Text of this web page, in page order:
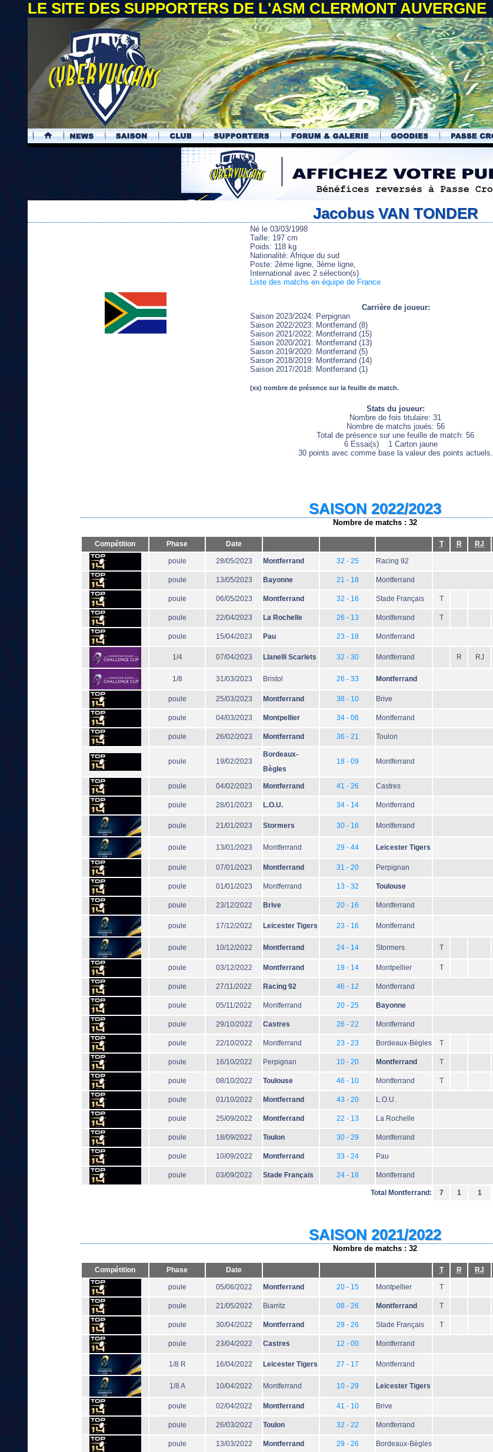
LE SITE DES SUPPORTERS DE L'ASM CLERMONT AUVERGNE
.
Jacobus VAN TONDER
Né le 03/03/1998
Taille: 197 cm
Poids: 118 kg
Nationalité: Afrique du sud
Poste: 2ème ligne, 3ème ligne,
International avec 2 sélection(s)
Liste des matchs en équipe de France
Carrière de joueur:
Saison 2023/2024: Perpignan
Saison 2022/2023: Montferrand (8)
Saison 2021/2022: Montferrand (15)
Saison 2020/2021: Montferrand (13)
Saison 2019/2020: Montferrand (5)
Saison 2018/2019: Montferrand (14)
Saison 2017/2018: Montferrand (1)
(xx) nombre de présence sur la feuille de match.
Stats du joueur:
Nombre de fois titulaire: 31
Nombre de matchs joués: 56
Total de présence sur une feuille de match: 56
6 Essai(s) 1 Carton jaune
30 points avec comme base la valeur des points actuels.
SAISON 2022/2023
Nombre de matchs : 32
Compétition Phase Date T R RJ
poule 28/05/2023 Montferrand 32 - 25 Racing 92
poule 13/05/2023 Bayonne 21 - 18 Montferrand
poule 06/05/2023 Montferrand 32 - 16 Stade Français T
poule 22/04/2023 La Rochelle 26 - 13 Montferrand T
poule 15/04/2023 Pau 23 - 18 Montferrand
1/4 07/04/2023 Llanelli Scarlets 32 - 30 Montferrand R RJ
1/8 31/03/2023 Bristol 26 - 33 Montferrand
poule 25/03/2023 Montferrand 38 - 10 Brive
poule 04/03/2023 Montpellier 34 - 06 Montferrand
poule 26/02/2023 Montferrand 36 - 21 Toulon
poule 19/02/2023
Bordeaux-
Bègles
18 - 09 Montferrand
poule 04/02/2023 Montferrand 41 - 26 Castres
poule 28/01/2023 L.O.U. 34 - 14 Montferrand
poule 21/01/2023 Stormers 30 - 16 Montferrand
poule 13/01/2023 Montferrand 29 - 44 Leicester Tigers
poule 07/01/2023 Montferrand 31 - 20 Perpignan
poule 01/01/2023 Montferrand 13 - 32 Toulouse
poule 23/12/2022 Brive 20 - 16 Montferrand
poule 17/12/2022 Leicester Tigers 23 - 16 Montferrand
poule 10/12/2022 Montferrand 24 - 14 Stormers T
poule 03/12/2022 Montferrand 19 - 14 Montpellier T
poule 27/11/2022 Racing 92 46 - 12 Montferrand
poule 05/11/2022 Montferrand 20 - 25 Bayonne
poule 29/10/2022 Castres 26 - 22 Montferrand
poule 22/10/2022 Montferrand 23 - 23 Bordeaux-Bègles T
poule 16/10/2022 Perpignan 10 - 20 Montferrand T
poule 08/10/2022 Toulouse 46 - 10 Montferrand T
poule 01/10/2022 Montferrand 43 - 20 L.O.U.
poule 25/09/2022 Montferrand 22 - 13 La Rochelle
poule 18/09/2022 Toulon 30 - 29 Montferrand
poule 10/09/2022 Montferrand 33 - 24 Pau
poule 03/09/2022 Stade Français 24 - 18 Montferrand
Total Montferrand: 7 1 1
SAISON 2021/2022
Nombre de matchs : 32
Compétition Phase Date T R RJ
poule 05/06/2022 Montferrand 20 - 15 Montpellier T
poule 21/05/2022 Biarritz 08 - 26 Montferrand T
poule 30/04/2022 Montferrand 29 - 26 Stade Français T
poule 23/04/2022 Castres 12 - 00 Montferrand
1/8 R 16/04/2022 Leicester Tigers 27 - 17 Montferrand
1/8 A 10/04/2022 Montferrand 10 - 29 Leicester Tigers
poule 02/04/2022 Montferrand 41 - 10 Brive
poule 26/03/2022 Toulon 32 - 22 Montferrand
poule 13/03/2022 Montferrand 29 - 26 Bordeaux-Bègles